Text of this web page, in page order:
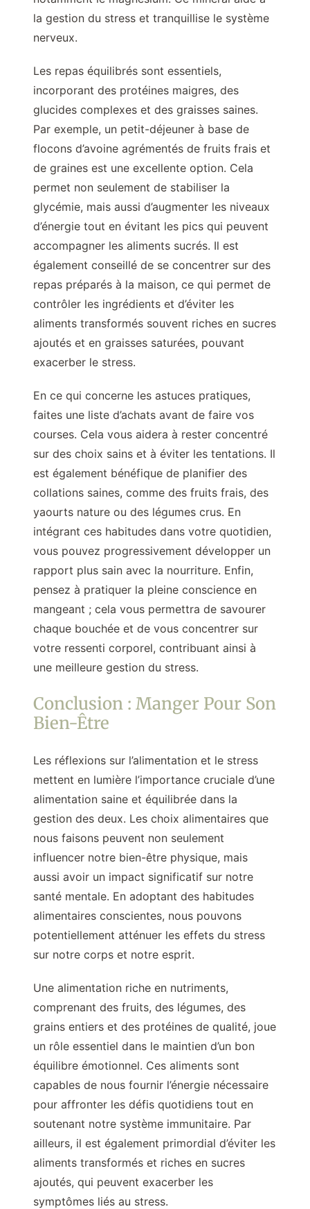
la gestion du stress et tranquillise le système
nerveux.
Les repas équilibrés sont essentiels,
incorporant des protéines maigres, des
glucides complexes et des graisses saines.
Par exemple, un petit-déjeuner à base de
flocons d’avoine agrémentés de fruits frais et
de graines est une excellente option. Cela
permet non seulement de stabiliser la
glycémie, mais aussi d’augmenter les niveaux
d’énergie tout en évitant les pics qui peuvent
accompagner les aliments sucrés. Il est
également conseillé de se concentrer sur des
repas préparés à la maison, ce qui permet de
contrôler les ingrédients et d’éviter les
aliments transformés souvent riches en sucres
ajoutés et en graisses saturées, pouvant
exacerber le stress.
En ce qui concerne les astuces pratiques,
faites une liste d’achats avant de faire vos
courses. Cela vous aidera à rester concentré
sur des choix sains et à éviter les tentations. Il
est également bénéfique de planifier des
collations saines, comme des fruits frais, des
yaourts nature ou des légumes crus. En
intégrant ces habitudes dans votre quotidien,
vous pouvez progressivement développer un
rapport plus sain avec la nourriture. Enfin,
pensez à pratiquer la pleine conscience en
mangeant ; cela vous permettra de savourer
chaque bouchée et de vous concentrer sur
votre ressenti corporel, contribuant ainsi à
une meilleure gestion du stress.
Conclusion : Manger Pour Son
Bien-Être
Les réflexions sur l’alimentation et le stress
mettent en lumière l’importance cruciale d’une
alimentation saine et équilibrée dans la
gestion des deux. Les choix alimentaires que
nous faisons peuvent non seulement
influencer notre bien-être physique, mais
aussi avoir un impact significatif sur notre
santé mentale. En adoptant des habitudes
alimentaires conscientes, nous pouvons
potentiellement atténuer les effets du stress
sur notre corps et notre esprit.
Une alimentation riche en nutriments,
comprenant des fruits, des légumes, des
grains entiers et des protéines de qualité, joue
un rôle essentiel dans le maintien d’un bon
équilibre émotionnel. Ces aliments sont
capables de nous fournir l’énergie nécessaire
pour affronter les défis quotidiens tout en
soutenant notre système immunitaire. Par
ailleurs, il est également primordial d’éviter les
aliments transformés et riches en sucres
ajoutés, qui peuvent exacerber les
symptômes liés au stress.